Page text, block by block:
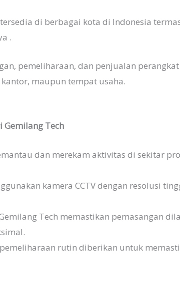
di berbagai kota di Indonesia
.
pemeliharaan, dan penjualan
maupun tempat usaha.
Gemilang Tech
dan merekam aktivitas di sekitar
kamera CCTV dengan resolusi
Tech memastikan pemasangan
rutin diberikan untuk